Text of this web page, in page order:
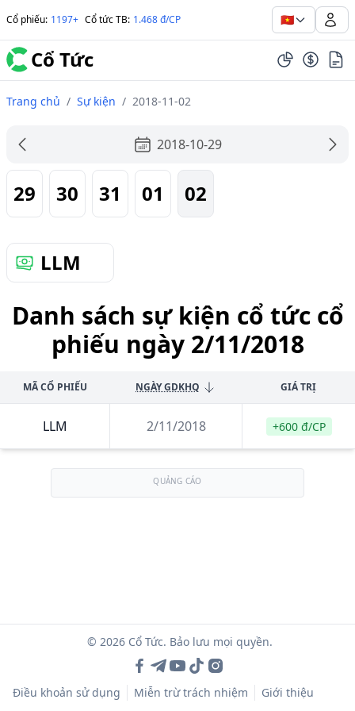
Cổ phiếu: 1197+ Cổ tức TB: 1.468 đ/CP 🇻🇳
Cổ Tức
Trang chủ / Sự kiện / 2018-11-02
2018-10-29
29 30 31 01 02
LLM
Danh sách sự kiện cổ tức cổ
phiếu ngày 2/11/2018
MÃ CỔ PHIẾU NGÀY GDKHQ GIÁ TRỊ
LLM 2/11/2018 +600 đ/CP
QUẢNG CÁO
© 2026 Cổ Tức. Bảo lưu mọi quyền.
Điều khoản sử dụng Miễn trừ trách nhiệm Giới thiệu